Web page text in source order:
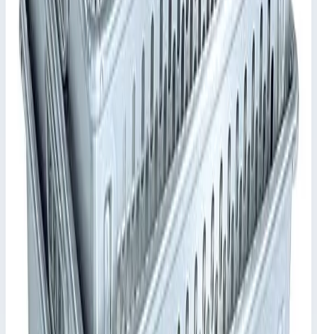
дизайн, прочность и долговечность. Он будет сопровождать
вас в любой ситуации.
Элегантное и выразительное оформление, узнаваемый
дизайн ZARGES.
Поверхности изготовлены из высококачественных
анодированных алюминиевых профилей и
инновационных пластмассовых накладок, устойчивых
к появлению царапин. Кейс будет выглядеть
как новый даже после длительной эксплуатации.
Большой срок службы за счет прочной и легкой
конструкции.
Пластмассовые элементы защищают деликатные
поверхности от царапин.
Простые в обращении защелки со страховочным
стопором, предотвращающим самопроизвольное
открывание, и кодовым замком.
Уплотнитель по периметру обеспечивает защиту от
пыли и водяных брызг.
Универсальность применения за счет широкого выбора
комплектующих.
По желанию оснащается индивидуальным вкладышем.
Ключевые преимущества